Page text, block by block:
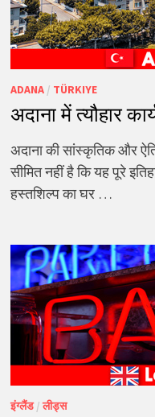
ADANA/ TÜRKIYE
अदाना में त्यौहार
अदाना की सांस्कृतिक और
सीमित नहीं है कि यह पूरे
हस्तशिल्प का घर …
इंग्लैंड/लीड्स